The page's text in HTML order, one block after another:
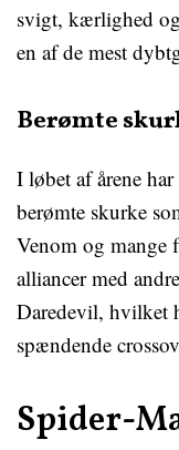
svigt, kærlighed
en af de mest
Berømte
I løbet af årene
berømte skurke
Venom og mange
alliancer med
Daredevil, hvilket
spændende
Spider-